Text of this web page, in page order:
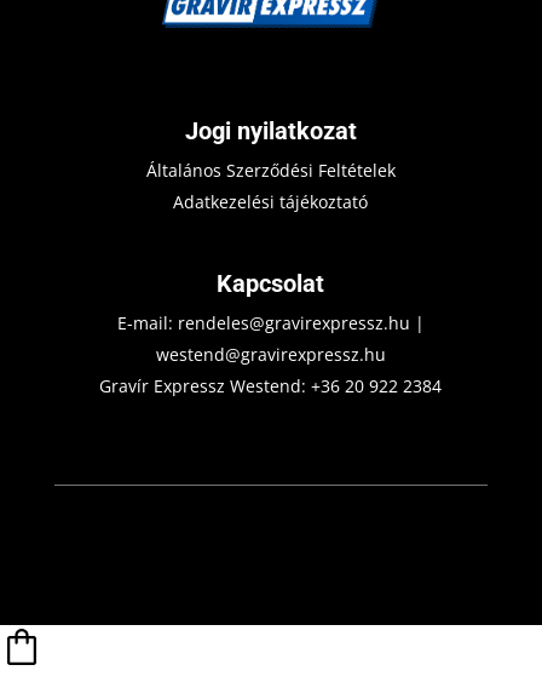
Jogi nyilatkozat
Általános Szerződési Feltételek
Adatkezelési tájékoztató
Kapcsolat
E-mail: rendeles@gravirexpressz.hu |
westend@gravirexpressz.hu
Gravír Expressz Westend:+36 20 922 2384